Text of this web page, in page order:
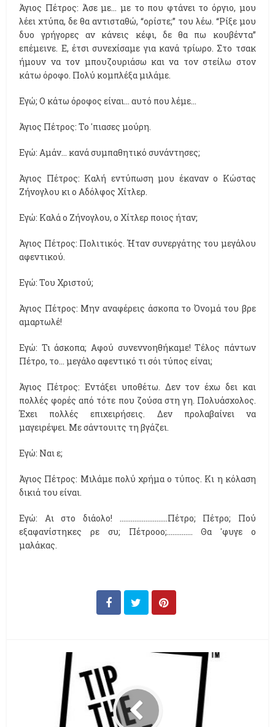
Άγιος Πέτρος: Άσε με... με το που φτάνει το όργιο, μου
λέει χτύπα, δε θα αντισταθώ, “ορίστε;” του λέω. “Ρίξε μου
δυο γρήγορες αν κάνεις κέφι, δε θα πω κουβέντα”
επέμεινε. Ε, έτσι συνεχίσαμε για κανά τρίωρο. Στο τσακ
ήμουν να τον μπουζουριάσω και να τον στείλω στον
κάτω όροφο. Πολύ κομπλέξα μιλάμε.
Εγώ; Ο κάτω όροφος είναι... αυτό που λέμε...
Άγιος Πέτρος: Το 'πιασες μούρη.
Εγώ: Αμάν... κανά συμπαθητικό συνάντησες;
Άγιος Πέτρος: Καλή εντύπωση μου έκαναν ο Κώστας
Ζήνογλου κι ο Αδόλφος Χίτλερ.
Εγώ: Καλά ο Ζήνογλου, ο Χίτλερ ποιος ήταν;
Άγιος Πέτρος: Πολιτικός. Ήταν συνεργάτης του μεγάλου
αφεντικού.
Εγώ: Του Χριστού;
Άγιος Πέτρος: Μην αναφέρεις άσκοπα το Όνομά του βρε
αμαρτωλέ!
Εγώ: Τι άσκοπα; Αφού συνεννοηθήκαμε! Τέλος πάντων
Πέτρο, το... μεγάλο αφεντικό τι σόι τύπος είναι;
Άγιος Πέτρος: Εντάξει υποθέτω. Δεν τον έχω δει και
πολλές φορές από τότε που ζούσα στη γη. Πολυάσχολος.
Έχει πολλές επιχειρήσεις. Δεν προλαβαίνει να
μαγειρέψει. Με σάντουιτς τη βγάζει.
Εγώ: Ναι ε;
Άγιος Πέτρος: Μιλάμε πολύ χρήμα ο τύπος. Κι η κόλαση
δικιά του είναι.
Εγώ: Αι στο διάολο! ..........................Πέτρο; Πέτρο; Πού
εξαφανίστηκες ρε συ; Πέτροοο;.............. Θα 'φυγε ο
μαλάκας.